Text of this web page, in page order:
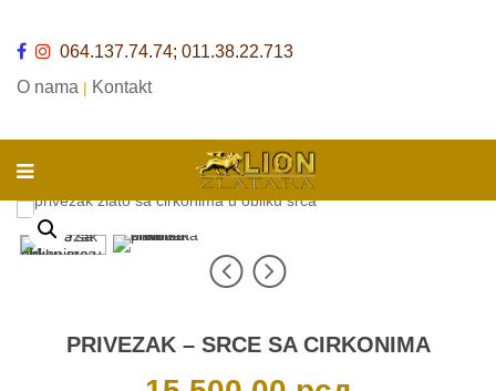
064.137.74.74; 011.38.22.713
O nama | Kontakt
PRIVEZAK – SRCE SA CIRKONIMA